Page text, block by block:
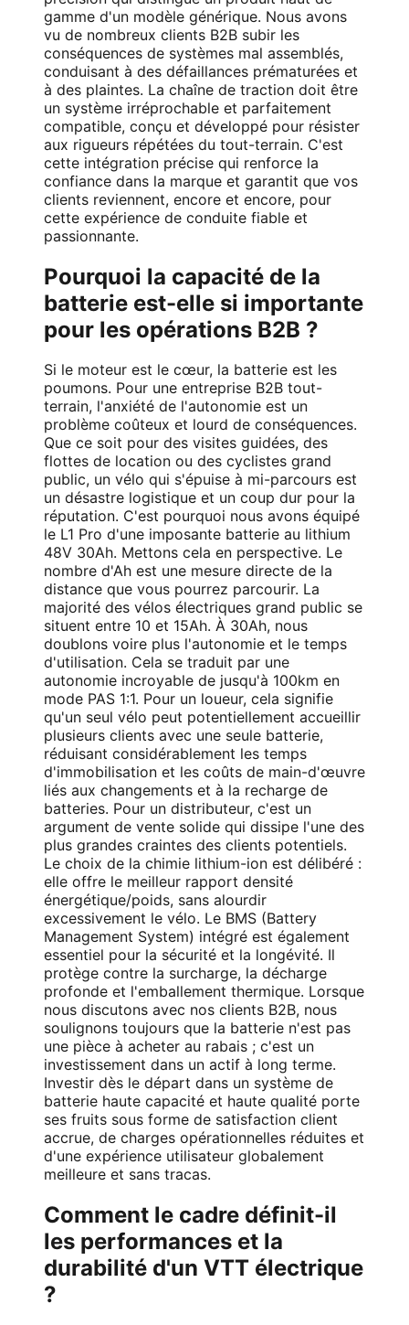
gamme d'un modèle générique. Nous avons
vu de nombreux clients B2B subir les
conséquences de systèmes mal assemblés,
conduisant à des défaillances prématurées et
à des plaintes. La chaîne de traction doit être
un système irréprochable et parfaitement
compatible, conçu et développé pour résister
aux rigueurs répétées du tout-terrain. C'est
cette intégration précise qui renforce la
confiance dans la marque et garantit que vos
clients reviennent, encore et encore, pour
cette expérience de conduite fiable et
passionnante.
Pourquoi la capacité de la
batterie est-elle si importante
pour les opérations B2B ?
Si le moteur est le cœur, la batterie est les
poumons. Pour une entreprise B2B tout-
terrain, l'anxiété de l'autonomie est un
problème coûteux et lourd de conséquences.
Que ce soit pour des visites guidées, des
flottes de location ou des cyclistes grand
public, un vélo qui s'épuise à mi-parcours est
un désastre logistique et un coup dur pour la
réputation. C'est pourquoi nous avons équipé
le L1 Pro d'une imposante batterie au lithium
48V 30Ah. Mettons cela en perspective. Le
nombre d'Ah est une mesure directe de la
distance que vous pourrez parcourir. La
majorité des vélos électriques grand public se
situent entre 10 et 15Ah. À 30Ah, nous
doublons voire plus l'autonomie et le temps
d'utilisation. Cela se traduit par une
autonomie incroyable de jusqu'à 100km en
mode PAS 1:1. Pour un loueur, cela signifie
qu'un seul vélo peut potentiellement accueillir
plusieurs clients avec une seule batterie,
réduisant considérablement les temps
d'immobilisation et les coûts de main-d'œuvre
liés aux changements et à la recharge de
batteries. Pour un distributeur, c'est un
argument de vente solide qui dissipe l'une des
plus grandes craintes des clients potentiels.
Le choix de la chimie lithium-ion est délibéré :
elle offre le meilleur rapport densité
énergétique/poids, sans alourdir
excessivement le vélo. Le BMS (Battery
Management System) intégré est également
essentiel pour la sécurité et la longévité. Il
protège contre la surcharge, la décharge
profonde et l'emballement thermique. Lorsque
nous discutons avec nos clients B2B, nous
soulignons toujours que la batterie n'est pas
une pièce à acheter au rabais ; c'est un
investissement dans un actif à long terme.
Investir dès le départ dans un système de
batterie haute capacité et haute qualité porte
ses fruits sous forme de satisfaction client
accrue, de charges opérationnelles réduites et
d'une expérience utilisateur globalement
meilleure et sans tracas.
Comment le cadre définit-il
les performances et la
durabilité d'un VTT électrique
?